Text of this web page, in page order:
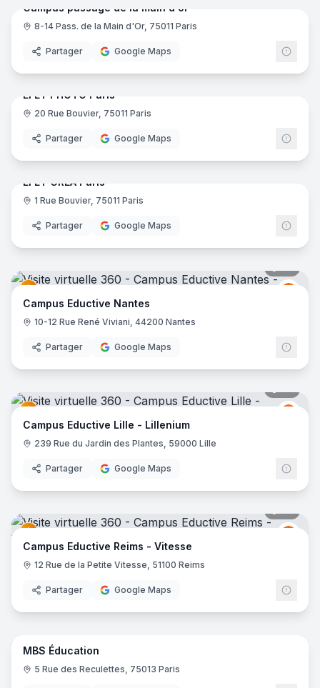
Campus passage de la main d'or
8-14 Pass. de la Main d'Or, 75011 Paris
Partager Google Maps
25
EFET PHOTO Paris
20 Rue Bouvier, 75011 Paris
Partager Google Maps
36
EFET CREA Paris
1 Rue Bouvier, 75011 Paris
Partager Google Maps
Campus Eductive Nantes
10-12 Rue René Viviani, 44200 Nantes
Partager Google Maps
Campus Eductive Lille - Lillenium
239 Rue du Jardin des Plantes, 59000 Lille
Partager Google Maps
Campus Eductive Reims - Vitesse
12 Rue de la Petite Vitesse, 51100 Reims
Partager Google Maps
35
MBS Éducation
5 Rue des Reculettes, 75013 Paris